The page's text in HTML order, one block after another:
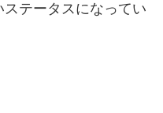
テータスになってい